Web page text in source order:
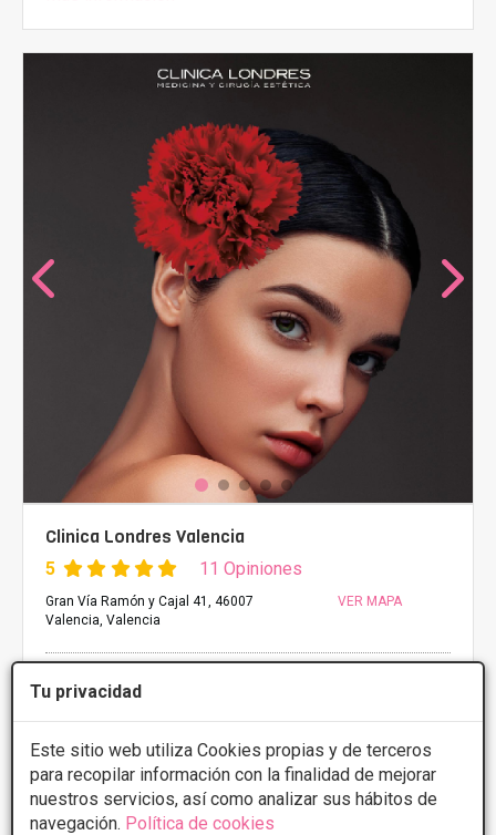
Tu privacidad
Este sitio web utiliza Cookies propias y de terceros
para recopilar información con la finalidad de mejorar
nuestros servicios, así como analizar sus hábitos de
navegación. Política de cookies
Clinica Londres Valencia
5 11 Opiniones
Gran Vía Ramón y Cajal 41, 46007
Valencia, Valencia
VER MAPA
PRIMERA CONSULTA GRATUITA & FINANCIACIÓN A
Implante de glúteo
Desde 5000€
Presupuestos con5% de descuento *